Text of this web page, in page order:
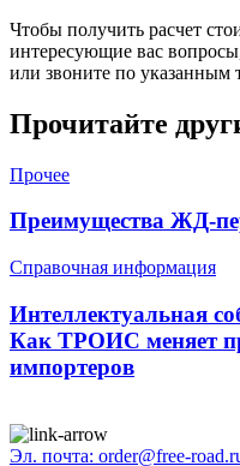
Чтобы получить расчет
интересующие вас вопросы,
или звоните по указанным
Прочитайте
Прочее
Преимущества ЖД-
Справочная информация
Интеллектуальная
Как ТРОИС меняет
импортеров
Эл. почта: order@free-